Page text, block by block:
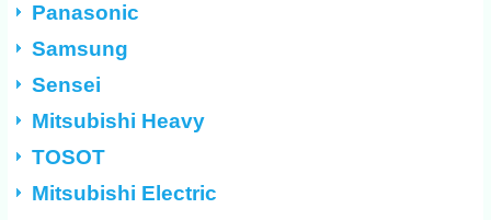
Panasonic
Samsung
Sensei
Mitsubishi Heavy
TOSOT
Mitsubishi Electric